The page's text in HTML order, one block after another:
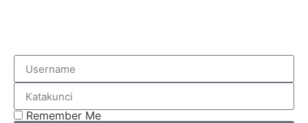
Remember Me